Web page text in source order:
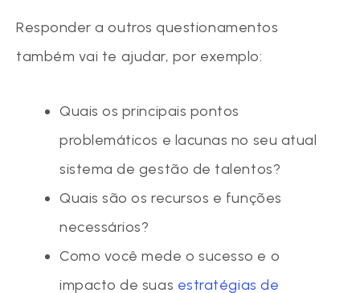
Responder a outros questionamentos
também vai te ajudar, por exemplo:
Quais os principais pontos
problemáticos e lacunas no seu atual
sistema de gestão de talentos?
Quais são os recursos e funções
necessários?
Como você mede o sucesso e o
impacto de suas estratégias de